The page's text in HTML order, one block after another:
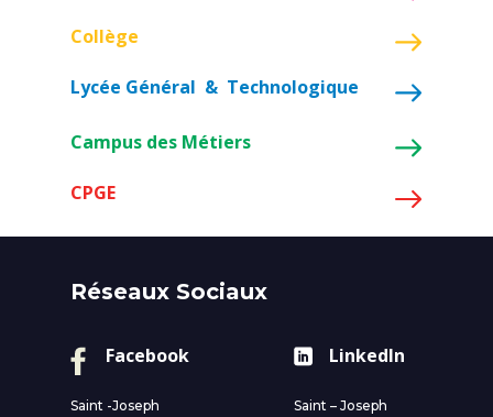
Collège
Lycée Général & Technologique
Campus des Métiers
CPGE
Réseaux Sociaux
Facebook
Saint -Joseph
LinkedIn
Saint – Joseph